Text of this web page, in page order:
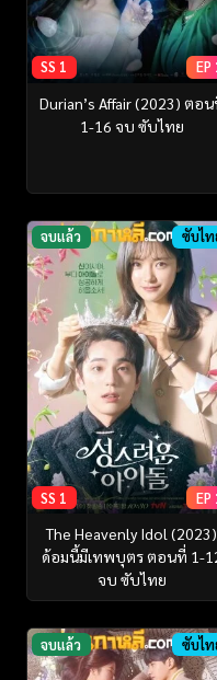
SS 1 EP
Durian’s Affair (2023) ตอ
1-16 จบ ซับไทย
จบแล้ว ซับไท
SS 1 EP
The Heavenly Idol (2023)
ด้อมนี้มีเทพบุตร ตอนที่ 1-
จบ ซับไทย
จบแล้ว ซับไท